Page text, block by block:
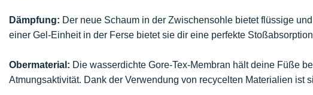
Dämpfung: Der neue Schaum in der Zwischensohle bietet flüssige
einer Gel-Einheit in der Ferse bietet sie dir eine perfekte
Obermaterial: Die wasserdichte Gore-Tex-Membran hält deine Füße
Atmungsaktivität. Dank der Verwendung von recycelten Materialien ist